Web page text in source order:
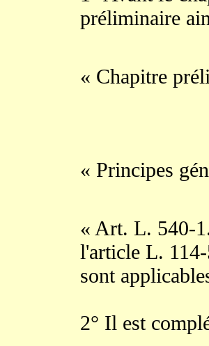
préliminaire
« Chapitre
« Principes
« Art. L. 540-
l'article L.
sont
2° Il est